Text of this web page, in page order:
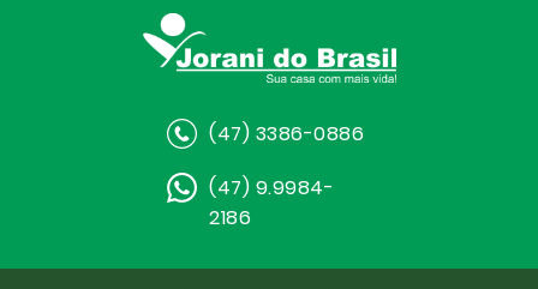
(47) 3386-0886
(47) 9.9984-
2186